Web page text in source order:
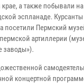
а также побывали
эспланаде.
посетили Пермский
артиллерии
заводы»).
концертной